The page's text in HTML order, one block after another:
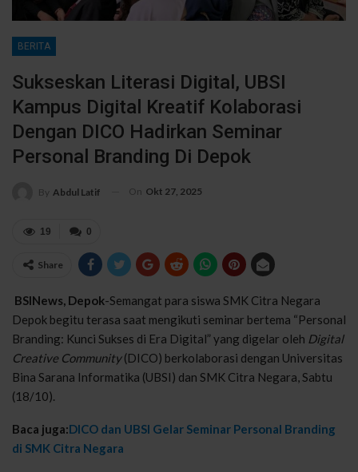
BERITA
Sukseskan Literasi Digital, UBSI
Kampus Digital Kreatif Kolaborasi
Dengan DICO Hadirkan Seminar
Personal Branding Di Depok
By Abdul Latif On Okt 27, 2025
0
19
Share
BSINews, Depok-Semangat para siswa SMK Citra Negara
Depok begitu terasa saat mengikuti seminar bertema “Personal
Branding: Kunci Sukses di Era Digital” yang digelar oleh Digital
Creative Community(DICO) berkolaborasi dengan Universitas
Bina Sarana Informatika (UBSI) dan SMK Citra Negara, Sabtu
(18/10).
Baca juga:DICO dan UBSI Gelar Seminar Personal Branding
di SMK Citra Negara